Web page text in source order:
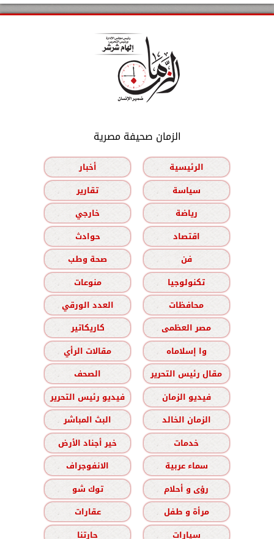
الزمان صحيفة مصرية
الرئيسية
أخبار
سياسة
تقارير
رياضة
خارجي
اقتصاد
حوادث
فن
صحة وطب
تكنولوجيا
منوعات
محافظات
العدد الورقي
مصر العظمى
كاريكاتير
وا إسلاماه
مقالات الرأي
مقال رئيس التحرير
الصحف
فيديو الزمان
فيديو رئيس التحرير
الزمان الخالد
البث المباشر
خدمات
خير أجناد الأرض
سماء عربية
الانفوجراف
رؤى و أحلام
توك شو
مرأة و طفل
عقارات
سيارات
حارتنا